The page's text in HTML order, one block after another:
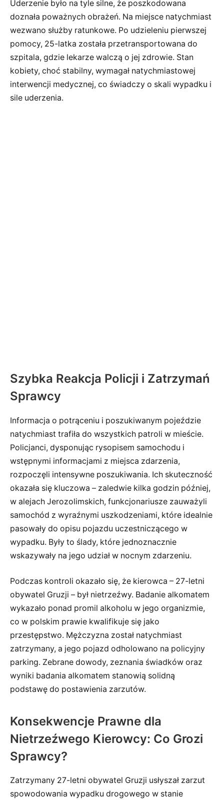
Uderzenie było na tyle silne, że poszkodowana
doznała poważnych obrażeń. Na miejsce natychmiast
wezwano służby ratunkowe. Po udzieleniu pierwszej
pomocy, 25-latka została przetransportowana do
szpitala, gdzie lekarze walczą o jej zdrowie. Stan
kobiety, choć stabilny, wymagał natychmiastowej
interwencji medycznej, co świadczy o skali wypadku i
sile uderzenia.
Szybka Reakcja Policji i Zatrzymań
Sprawcy
Informacja o potrąceniu i poszukiwanym pojeździe
natychmiast trafiła do wszystkich patroli w mieście.
Policjanci, dysponując rysopisem samochodu i
wstępnymi informacjami z miejsca zdarzenia,
rozpoczęli intensywne poszukiwania. Ich skuteczność
okazała się kluczowa – zaledwie kilka godzin później,
w alejach Jerozolimskich, funkcjonariusze zauważyli
samochód z wyraźnymi uszkodzeniami, które idealnie
pasowały do opisu pojazdu uczestniczącego w
wypadku. Były to ślady, które jednoznacznie
wskazywały na jego udział w nocnym zdarzeniu.
Podczas kontroli okazało się, że kierowca – 27-letni
obywatel Gruzji – był nietrzeźwy. Badanie alkomatem
wykazało ponad promil alkoholu w jego organizmie,
co w polskim prawie kwalifikuje się jako
przestępstwo. Mężczyzna został natychmiast
zatrzymany, a jego pojazd odholowano na policyjny
parking. Zebrane dowody, zeznania świadków oraz
wyniki badania alkomatem stanowią solidną
podstawę do postawienia zarzutów.
Konsekwencje Prawne dla
Nietrzeźwego Kierowcy: Co Grozi
Sprawcy?
Zatrzymany 27-letni obywatel Gruzji usłyszał zarzut
spowodowania wypadku drogowego w stanie